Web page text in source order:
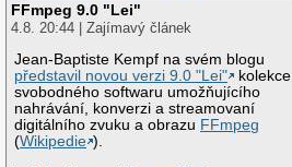
FFmpeg 9.0 "Lei"
4.8. 20:44 | Zajímavý článek
Jean-Baptiste Kempf na svém blogu
představil novou verzi 9.0 "Lei"
kolekce
svobodného softwaru umožňujícího
nahrávání, konverzi a streamovaní
digitálního zvuku a obrazu FFmpeg
(Wikipedie ).